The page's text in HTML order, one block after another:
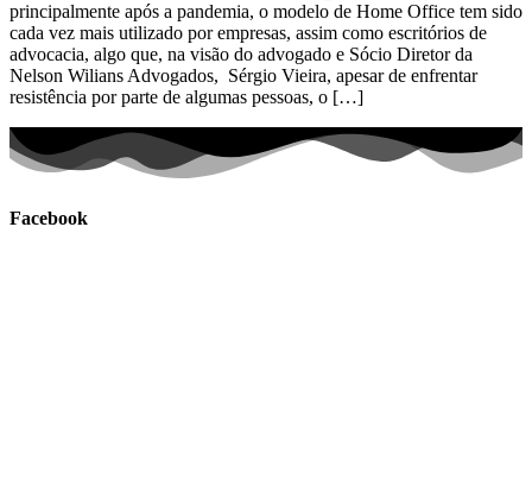
principalmente após a pandemia, o modelo de Home Office tem sido
cada vez mais utilizado por empresas, assim como escritórios de
advocacia, algo que, na visão do advogado e Sócio Diretor da
Nelson Wilians Advogados, Sérgio Vieira, apesar de enfrentar
resistência por parte de algumas pessoas, o […]
Facebook